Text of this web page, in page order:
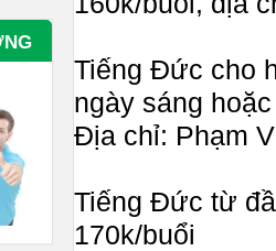
Tiếng Đức cho
ngày sáng
Địa chỉ: Phạm
Tiếng Đức từ
170k/buổi